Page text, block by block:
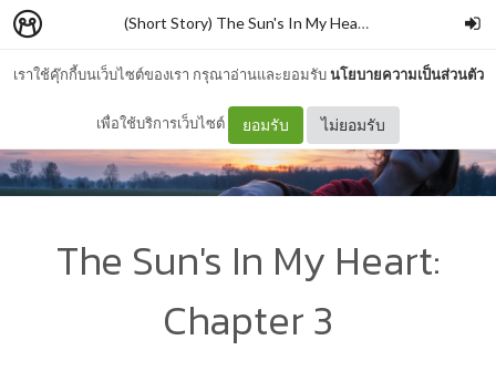
เราใช้คุ๊กกี้บนเว็บไซต์ของเรา กรุณาอ่านและยอมรับนโยบายความเป็นส่วนตัว
เพื่อใช้บริการเว็บไซต์ ยอมรับ ไม่ยอมรับ
(Short Story) The Sun's In My Heart รั่วชิงบ้านสกุลห
The Sun's In My Heart:
Chapter 3